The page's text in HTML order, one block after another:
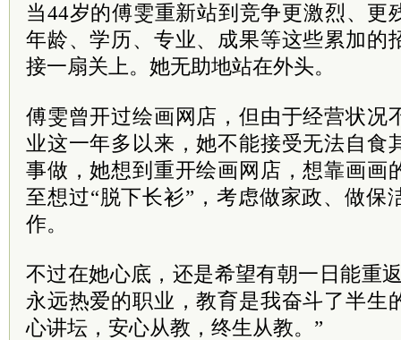
当44岁的傅雯重新站到竞争更激烈、更
年龄、学历、专业、成果等这些累加的
接一扇关上。她无助地站在外头。
傅雯曾开过绘画网店，但由于经营状况
业这一年多以来，她不能接受无法自食
事做，她想到重开绘画网店，想靠画画
至想过“脱下长衫”，考虑做家政、做保
作。
不过在她心底，还是希望有朝一日能重
永远热爱的职业，教育是我奋斗了半生
心讲坛，安心从教，终生从教。”